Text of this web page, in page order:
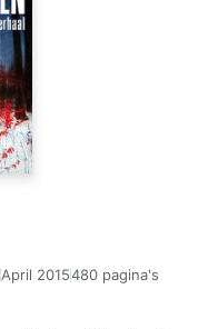
April 2015480 pagina's